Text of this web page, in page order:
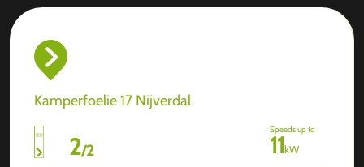
Kamperfoelie 17 Nijverdal
2/2
Speeds up to
11kW